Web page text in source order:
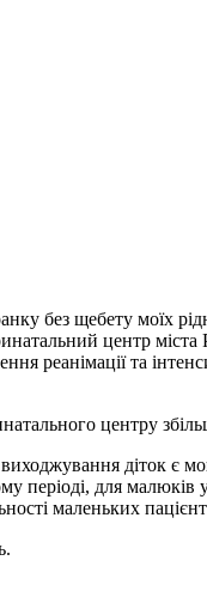
без щебету моїх
центр
реанімації та
центру
діток є
періоді, для
маленьких